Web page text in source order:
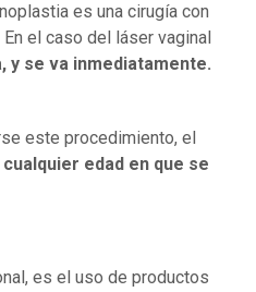
es una cirugía con
En el caso del láser vaginal
y se va inmediatamente.
este procedimiento, el
edad en que se
es el uso de productos